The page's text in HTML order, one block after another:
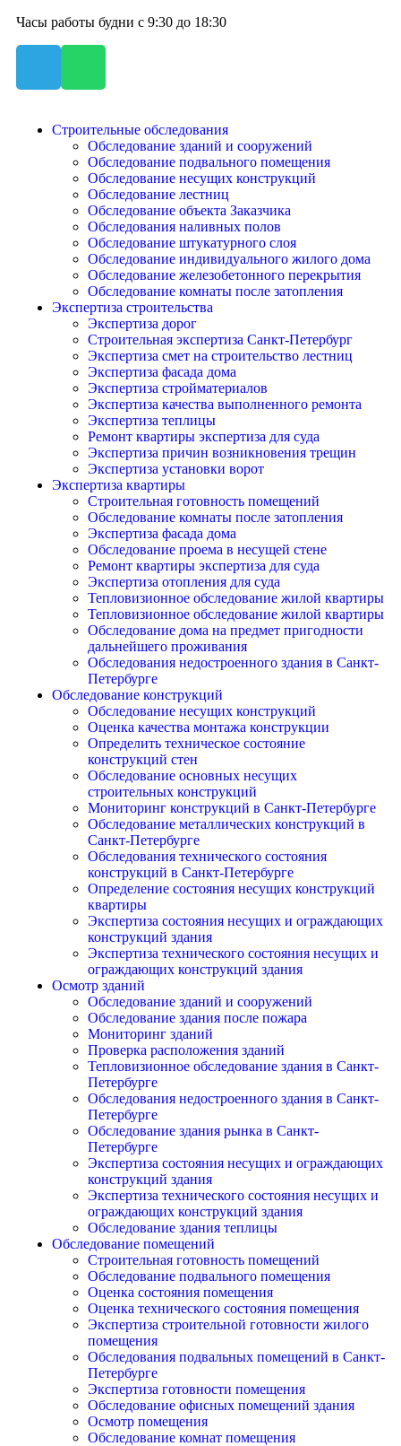
Часы работы будни с 9:30 до 18:30
Строительные обследования
Обследование зданий и сооружений
Обследование подвального помещения
Обследование несущих конструкций
Обследование лестниц
Обследование объекта Заказчика
Обследования наливных полов
Обследование штукатурного слоя
Обследование индивидуального жилого дома
Обследование железобетонного перекрытия
Обследование комнаты после затопления
Экспертиза строительства
Экспертиза дорог
Строительная экспертиза Санкт-Петербург
Экспертиза смет на строительство лестниц
Экспертиза фасада дома
Экспертиза стройматериалов
Экспертиза качества выполненного ремонта
Экспертиза теплицы
Ремонт квартиры экспертиза для суда
Экспертиза причин возникновения трещин
Экспертиза установки ворот
Экспертиза квартиры
Строительная готовность помещений
Обследование комнаты после затопления
Экспертиза фасада дома
Обследование проема в несущей стене
Ремонт квартиры экспертиза для суда
Экспертиза отопления для суда
Тепловизионное обследование жилой квартиры
Тепловизионное обследование жилой квартиры
Обследование дома на предмет пригодности
дальнейшего проживания
Обследования недостроенного здания в Санкт-
Петербурге
Обследование конструкций
Обследование несущих конструкций
Оценка качества монтажа конструкции
Определить техническое состояние
конструкций стен
Обследование основных несущих
строительных конструкций
Мониторинг конструкций в Санкт-Петербурге
Обследование металлических конструкций в
Санкт-Петербурге
Обследования технического состояния
конструкций в Санкт-Петербурге
Определение состояния несущих конструкций
квартиры
Экспертиза состояния несущих и ограждающих
конструкций здания
Экспертиза технического состояния несущих и
ограждающих конструкций здания
Осмотр зданий
Обследование зданий и сооружений
Обследование здания после пожара
Мониторинг зданий
Проверка расположения зданий
Тепловизионное обследование здания в Санкт-
Петербурге
Обследования недостроенного здания в Санкт-
Петербурге
Обследование здания рынка в Санкт-
Петербурге
Экспертиза состояния несущих и ограждающих
конструкций здания
Экспертиза технического состояния несущих и
ограждающих конструкций здания
Обследование здания теплицы
Обследование помещений
Строительная готовность помещений
Обследование подвального помещения
Оценка состояния помещения
Оценка технического состояния помещения
Экспертиза строительной готовности жилого
помещения
Обследования подвальных помещений в Санкт-
Петербурге
Экспертиза готовности помещения
Обследование офисных помещений здания
Осмотр помещения
Обследование комнат помещения